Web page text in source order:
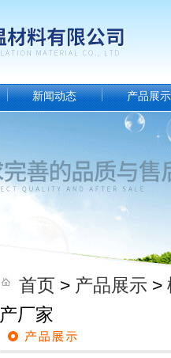
新闻动态 产品展示
首页 > 产品展示 >
产厂家